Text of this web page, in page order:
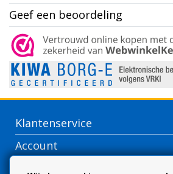
Geef een beoordeling
Klantenservice
Account